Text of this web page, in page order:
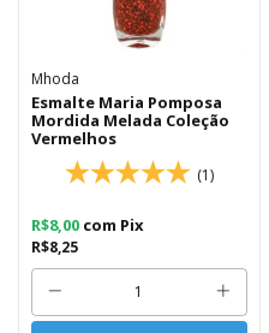
Mhoda
Esmalte Maria Pomposa
Mordida Melada Coleção
Vermelhos
(1)
R$8,25
R$8,00 com Pix